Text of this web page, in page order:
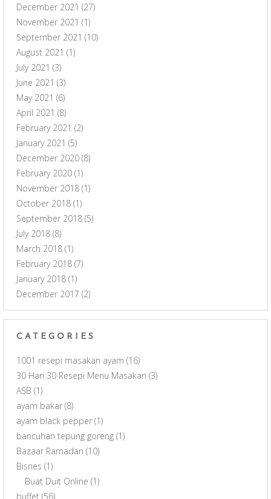
December 2021 (27)
November 2021 (1)
September 2021 (10)
August 2021 (1)
July 2021 (3)
June 2021 (3)
May 2021 (6)
April 2021 (8)
February 2021 (2)
January 2021 (5)
December 2020 (8)
February 2020 (1)
November 2018 (1)
October 2018 (1)
September 2018 (5)
July 2018 (8)
March 2018 (1)
February 2018 (7)
January 2018 (1)
December 2017 (2)
CATEGORIES
1001 resepi masakan ayam (16)
30 Hari 30 Resepi Menu Masakan (3)
ASB (1)
ayam bakar (8)
ayam black pepper (1)
bancuhan tepung goreng (1)
Bazaar Ramadan (10)
Bisnes (1)
Buat Duit Online (1)
buffet (56)